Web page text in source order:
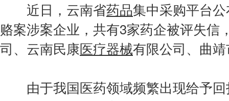
近日，云南省药品集中采购平台
赂案涉案企业，共有3家药企被评失信
司、云南民康医疗器械有限公司、曲
由于我国医药领域频繁出现给予回